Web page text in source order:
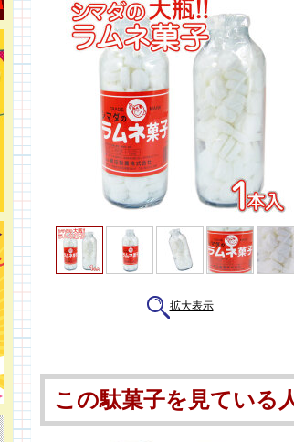
拡大表示
この駄菓子を見てい